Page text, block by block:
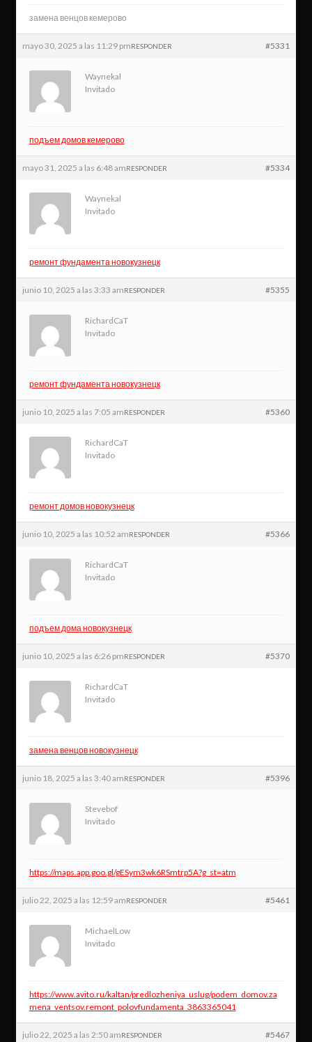
замена венцов кемерово
mayo 30, 2025 a las 11:29 pm #5331
RESPONDER
Waynekal
Invitado
подъем домов кемерово
mayo 31, 2025 a las 6:48 am #5334
RESPONDER
Waynekal
Invitado
ремонт фундамента новокузнецк
junio 10, 2025 a las 3:33 am #5355
RESPONDER
RichardCaT
Invitado
ремонт фундамента новокузнецк
junio 10, 2025 a las 7:05 am #5360
RESPONDER
RichardCaT
Invitado
ремонт домов новокузнецк
junio 10, 2025 a las 10:52 am #5366
RESPONDER
RichardCaT
Invitado
подъем дома новокузнецк
junio 10, 2025 a las 6:26 pm #5370
RESPONDER
RichardCaT
Invitado
замена венцов новокузнецк
junio 18, 2025 a las 3:40 am #5396
RESPONDER
Stevebof
Invitado
https://maps.app.goo.gl/gESym3wk6RSmtrp5A?g_st=atm
julio 22, 2025 a las 12:59 am #5461
RESPONDER
MichaelLow
Invitado
https://www.avito.ru/kaltan/predlozheniya_uslug/podem_domov.za
mena_ventsov.remont_polovfundamenta_3863365041
julio 22, 2025 a las 2:50 am #5467
RESPONDER